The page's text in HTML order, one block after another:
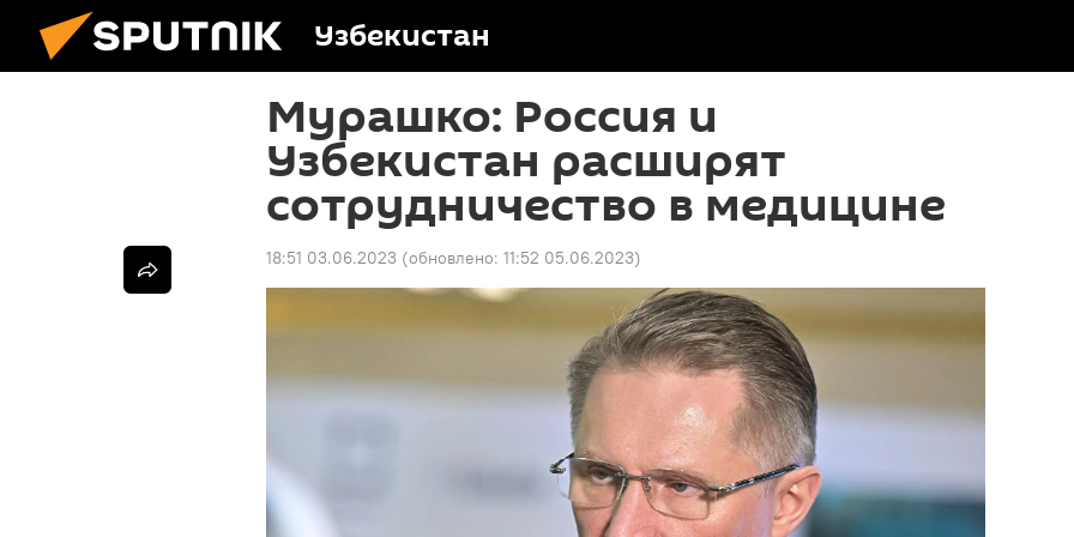
Узбекистан
Мурашко: Россия и
Узбекистан расширят
сотрудничество в медицине
18:51 03.06.2023 (обновлено: 11:52 05.06.2023)